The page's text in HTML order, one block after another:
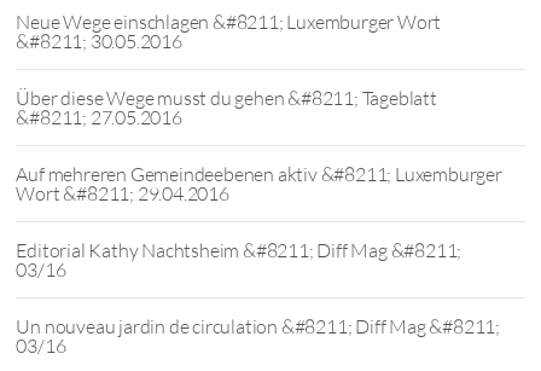
Neue Wege einschlagen &#8211; Luxemburger Wort
&#8211; 30.05.2016
Über diese Wege musst du gehen &#8211; Tageblatt
&#8211; 27.05.2016
Auf mehreren Gemeindeebenen aktiv &#8211; Luxemburger
Wort &#8211; 29.04.2016
Editorial Kathy Nachtsheim &#8211; Diff Mag &#8211;
03/16
Un nouveau jardin de circulation &#8211; Diff Mag &#8211;
03/16